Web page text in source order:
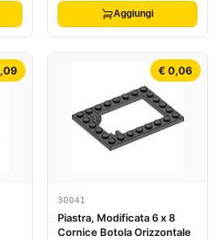
Aggiungi
€ 0,06
30041
Piastra, Modificata 6 x 8
Cornice Botola Orizzontale